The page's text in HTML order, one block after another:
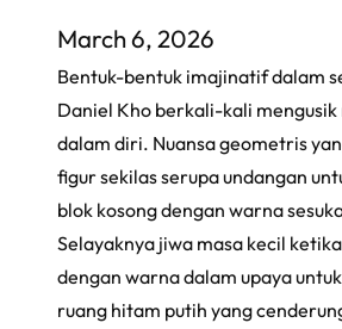
March 6, 2026
Bentuk-bentuk imajinatif dalam
Daniel Kho berkali-kali mengusik
dalam diri. Nuansa geometris
figur sekilas serupa undangan
blok kosong dengan warna
Selayaknya jiwa masa kecil
dengan warna dalam upaya
ruang hitam putih yang